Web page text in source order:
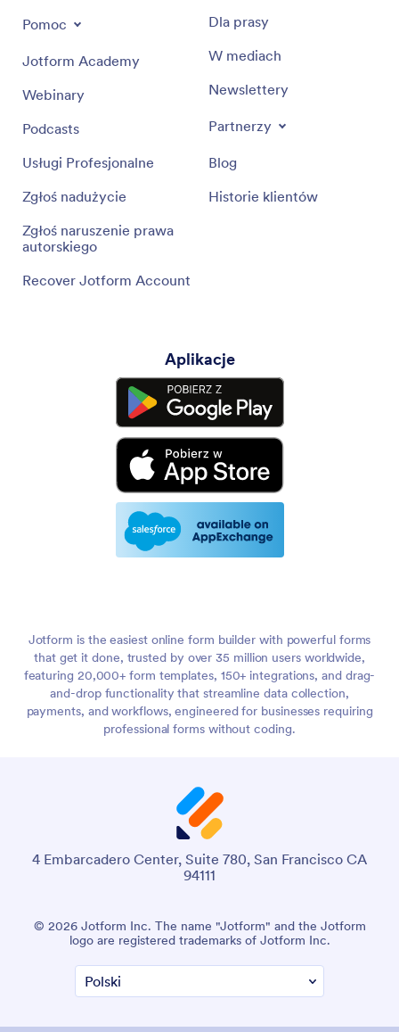
Pomoc
Jotform Academy
Webinary
Podcasts
Usługi Profesjonalne
Zgłoś nadużycie
Zgłoś naruszenie prawa
autorskiego
Recover Jotform Account
Dla prasy
W mediach
Newslettery
Partnerzy
Blog
Historie klientów
Aplikacje
Jotform is the easiest online form builder with powerful forms
that get it done, trusted by over 35 million users worldwide,
featuring 20,000+ form templates, 150+ integrations, and drag-
and-drop functionality that streamline data collection,
payments, and workflows, engineered for businesses requiring
professional forms without coding.
4 Embarcadero Center, Suite 780, San Francisco CA
94111
© 2026 Jotform Inc. The name "Jotform" and the Jotform
logo are registered trademarks of Jotform Inc.